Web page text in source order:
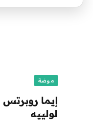
موضة
إيما
لولييه